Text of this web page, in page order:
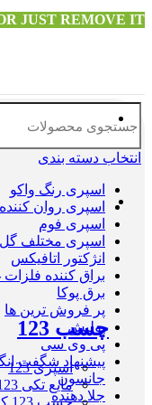
JUST REMOVE IT…
انتخاب دسته بندی
اسپری رنگ واکو
اسپری روان کننده RZ-40
اسپری فوم
اسپری مختلف
انژکتور اتافیکس
براق کننده
برق پوکا
پر فروش ترین ها
پولیش
پی وی سی
پیشنهاد شگفت
جانسون
جلا دهنده
چسب 123
اسپری 123
مایع تکی 123
چسب 123 کامل